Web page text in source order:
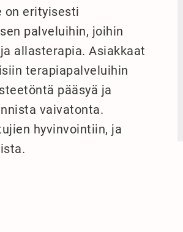
on erityisesti
palveluihin, joihin
allasterapia. Asiakkaat
terapiapalveluihin
pääsyä ja
vaivatonta.
hyvinvointiin, ja